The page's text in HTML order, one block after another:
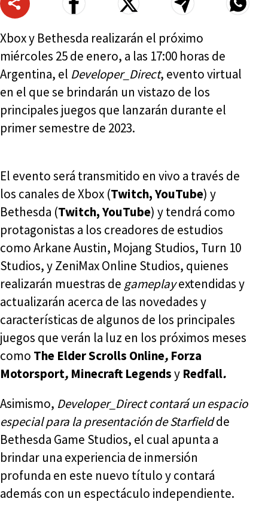
Xbox y Bethesda realizarán el próximo
miércoles 25 de enero, a las 17:00 horas de
Argentina, el Developer_Direct, evento virtual
en el que se brindarán un vistazo de los
principales juegos que lanzarán durante el
primer semestre de 2023.
El evento será transmitido en vivo a través de
los canales de Xbox (Twitch, YouTube) y
Bethesda (Twitch, YouTube) y tendrá como
protagonistas a los creadores de estudios
como Arkane Austin, Mojang Studios, Turn 10
Studios, y ZeniMax Online Studios, quienes
realizarán muestras de gameplayextendidas y
actualizarán acerca de las novedades y
características de algunos de los principales
juegos que verán la luz en los próximos meses
como The Elder Scrolls Online, Forza
Motorsport, Minecraft Legendsy Redfall.
Asimismo, Developer_Directcontará un espacio
especial para la presentación deStarfieldde
Bethesda Game Studios, el cual apunta a
brindar una experiencia de inmersión
profunda en este nuevo título y contará
además con un espectáculo independiente.